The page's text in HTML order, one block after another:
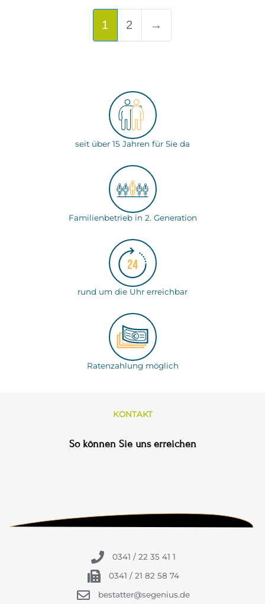
1 2 →
seit über 15 Jahren für Sie da
Familienbetrieb in 2. Generation
rund um die Uhr erreichbar
Ratenzahlung möglich
KONTAKT
So können Sie uns erreichen
0341 / 22 35 41 1
0341 / 21 82 58 74
bestatter@segenius.de